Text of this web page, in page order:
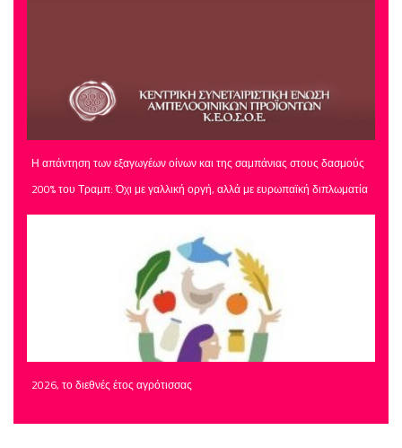
Η απάντηση των εξαγωγέων οίνων και της σαμπάνιας στους δασμούς
200% του Τραμπ: Όχι με γαλλική οργή, αλλά με ευρωπαϊκή διπλωματία
2026, το διεθνές έτος αγρότισσας